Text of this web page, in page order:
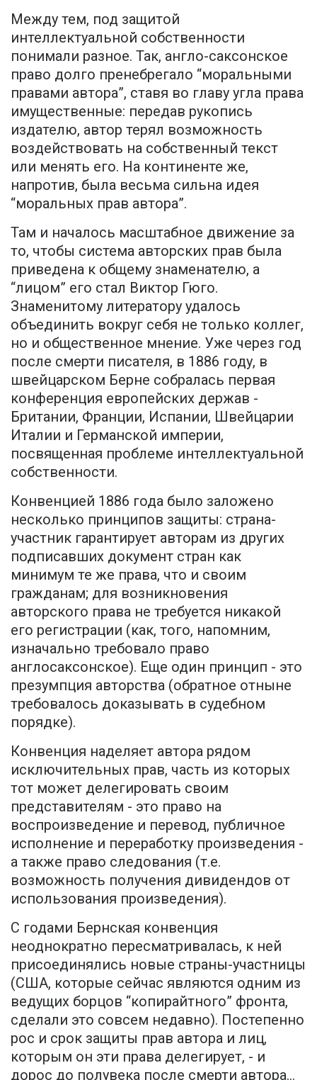
Между тем, под защитой
интеллектуальной собственности
понимали разное. Так, англо-саксонское
право долго пренебрегало “моральными
правами автора”, ставя во главу угла права
имущественные: передав рукопись
издателю, автор терял возможность
воздействовать на собственный текст
или менять его. На континенте же,
напротив, была весьма сильна идея
“моральных прав автора”.
Там и началось масштабное движение за
то, чтобы система авторских прав была
приведена к общему знаменателю, а
“лицом” его стал Виктор Гюго.
Знаменитому литератору удалось
объединить вокруг себя не только коллег,
но и общественное мнение. Уже через год
после смерти писателя, в 1886 году, в
швейцарском Берне собралась первая
конференция европейских держав -
Британии, Франции, Испании, Швейцарии
Италии и Германской империи,
посвященная проблеме интеллектуальной
собственности.
Конвенцией 1886 года было заложено
несколько принципов защиты: страна-
участник гарантирует авторам из других
подписавших документ стран как
минимум те же права, что и своим
гражданам; для возникновения
авторского права не требуется никакой
его регистрации (как, того, напомним,
изначально требовало право
англосаксонское). Еще один принцип - это
презумпция авторства (обратное отныне
требовалось доказывать в судебном
порядке).
Конвенция наделяет автора рядом
исключительных прав, часть из которых
тот может делегировать своим
представителям - это право на
воспроизведение и перевод, публичное
исполнение и переработку произведения -
а также право следования (т.е.
возможность получения дивидендов от
использования произведения).
С годами Бернская конвенция
неоднократно пересматривалась, к ней
присоединялись новые страны-участницы
(США, которые сейчас являются одним из
ведущих борцов “копирайтного” фронта,
сделали это совсем недавно). Постепенно
рос и срок защиты прав автора и лиц,
которым он эти права делегирует, - и
дорос до полувека после смерти автора...